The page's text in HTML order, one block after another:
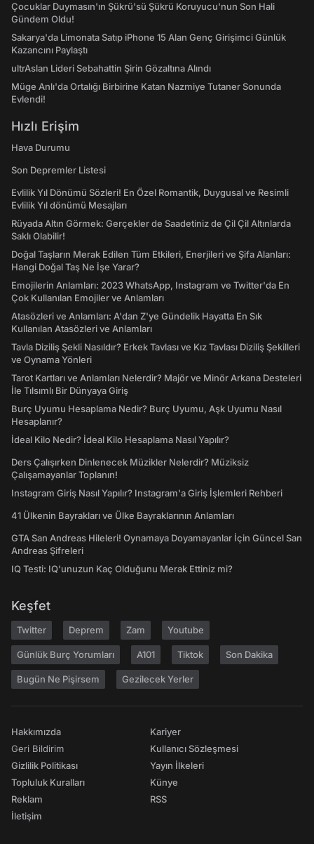
Çocuklar Duymasın'ın Şükrü'sü Şükrü Koruyucu'nun Son Hali
Gündem Oldu!
Sakarya'da Limonata Satıp iPhone 15 Alan Genç Girişimci Günlük
Kazancını Paylaştı
ultrAslan Lideri Sebahattin Şirin Gözaltına Alındı
Müge Anlı'da Ortalığı Birbirine Katan Nazmiye Tutaner Sonunda
Evlendi!
Hızlı Erişim
Hava Durumu
Son Depremler Listesi
Evlilik Yıl Dönümü Sözleri! En Özel Romantik, Duygusal ve Resimli
Evlilik Yıl dönümü Mesajları
Rüyada Altın Görmek: Gerçekler de Saadetiniz de Çil Çil Altınlarda
Saklı Olabilir!
Doğal Taşların Merak Edilen Tüm Etkileri, Enerjileri ve Şifa Alanları:
Hangi Doğal Taş Ne İşe Yarar?
Emojilerin Anlamları: 2023 WhatsApp, Instagram ve Twitter'da En
Çok Kullanılan Emojiler ve Anlamları
Atasözleri ve Anlamları: A'dan Z'ye Gündelik Hayatta En Sık
Kullanılan Atasözleri ve Anlamları
Tavla Diziliş Şekli Nasıldır? Erkek Tavlası ve Kız Tavlası Diziliş Şekilleri
ve Oynama Yönleri
Tarot Kartları ve Anlamları Nelerdir? Majör ve Minör Arkana Desteleri
İle Tılsımlı Bir Dünyaya Giriş
Burç Uyumu Hesaplama Nedir? Burç Uyumu, Aşk Uyumu Nasıl
Hesaplanır?
İdeal Kilo Nedir? İdeal Kilo Hesaplama Nasıl Yapılır?
Ders Çalışırken Dinlenecek Müzikler Nelerdir? Müziksiz
Çalışamayanlar Toplanın!
Instagram Giriş Nasıl Yapılır? Instagram'a Giriş İşlemleri Rehberi
41 Ülkenin Bayrakları ve Ülke Bayraklarının Anlamları
GTA San Andreas Hileleri! Oynamaya Doyamayanlar İçin Güncel San
Andreas Şifreleri
IQ Testi: IQ'unuzun Kaç Olduğunu Merak Ettiniz mi?
Keşfet
Twitter Deprem Zam Youtube
Günlük Burç Yorumları A101 Tiktok Son Dakika
Bugün Ne Pişirsem Gezilecek Yerler
Hakkımızda
Geri Bildirim
Gizlilik Politikası
Topluluk Kuralları
Reklam
İletişim
Kariyer
Kullanıcı Sözleşmesi
Yayın İlkeleri
Künye
RSS